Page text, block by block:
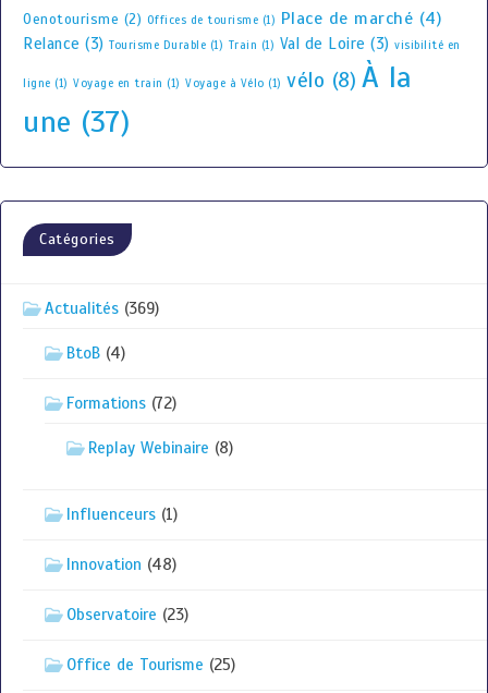
Oenotourisme (2) Offices de tourisme (1) Place de marché (4)
Relance (3) Tourisme Durable (1) Train (1) Val de Loire (3) visibilité en
ligne (1) Voyage en train (1) Voyage à Vélo (1) vélo (8) À la
une (37)
Catégories
Actualités (369)
BtoB (4)
Formations (72)
Replay Webinaire (8)
Influenceurs (1)
Innovation (48)
Observatoire (23)
Office de Tourisme (25)